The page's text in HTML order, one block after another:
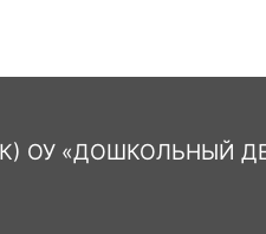
ОУ «ДОШКОЛЬНЫЙ